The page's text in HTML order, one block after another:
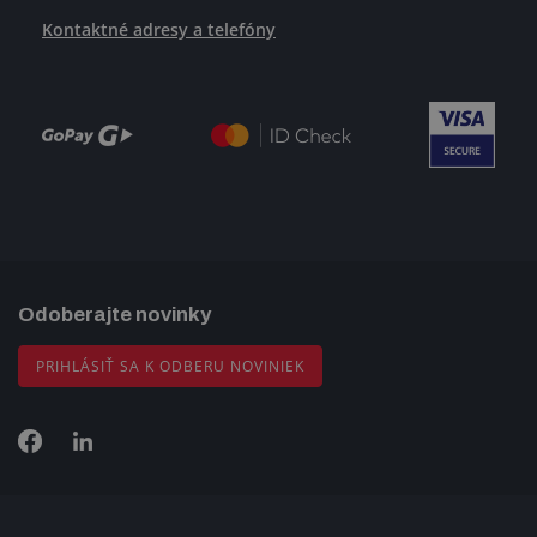
Kontaktné adresy a telefóny
Odoberajte novinky
PRIHLÁSIŤ SA K ODBERU NOVINIEK